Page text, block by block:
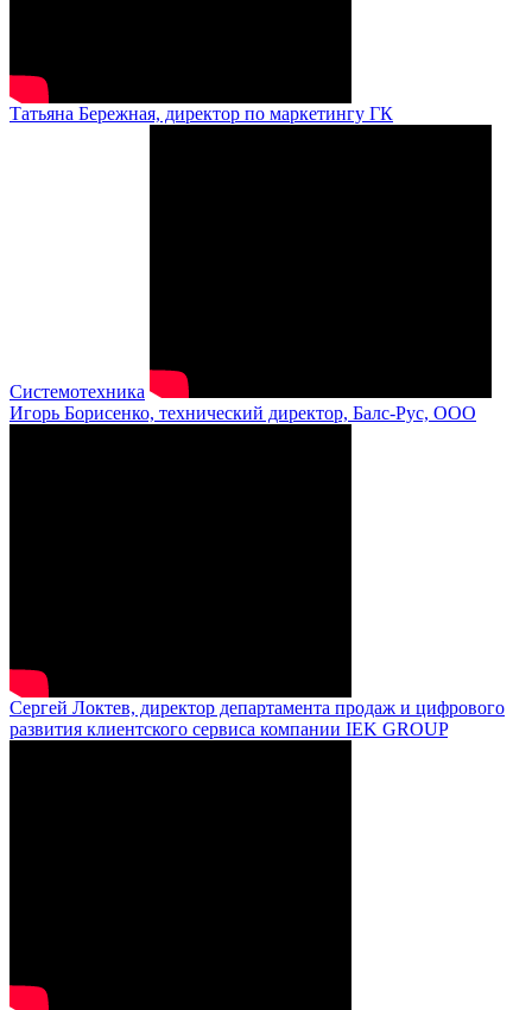
Татьяна Бережная, директор по маркетингу ГК
Системотехника
Игорь Борисенко, технический директор, Балс-Рус, ООО
Сергей Локтев, директор департамента продаж и цифрового
развития клиентского сервиса компании IEK GROUP